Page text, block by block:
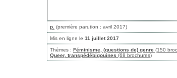
p. (première parution : avril 2017)
Mis en ligne le 11 juillet 2017
Thèmes : Féminisme, (questions de) genre (150
Queer, transpédébigouines (68 brochures)